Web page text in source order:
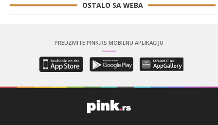
OSTALO SA WEBA
PREUZMITE PINK.RS MOBILNU APLIKACIJU